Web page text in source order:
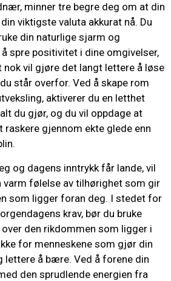
minner tre begre deg om at din
viktigste valuta akkurat nå. Du
din naturlige sjarm og
spre positivitet i dine omgivelser,
nok vil gjøre det langt lettere å løse
står overfor. Ved å skape rom
aktiverer du en letthet
du gjør, og du vil oppdage at
raskere gjennom ekte glede enn
og dagens inntrykk får lande, vil
varm følelse av tilhørighet som gir
som ligger foran deg. I stedet for
krav, bør du bruke
den rikdommen som ligger i
for menneskene som gjør din
lettere å bære. Ved å forene din
den sprudlende energien fra